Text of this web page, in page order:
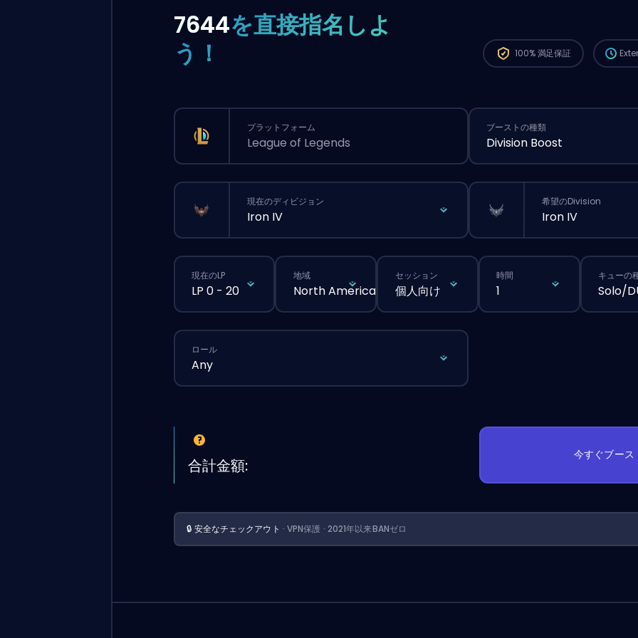
7644を直接指名しよ
う！
100%満足保証
プラットフォーム
League of Legends
ブーストの種類
Division Boost
現在のディビジョン
Iron IV
希望のDivision
Iron IV
現在のLP
LP 0 - 20
地域
North America
セッション
個人向け
時間
1
キューの
Solo/
ロール
Any
合計金額:
今すぐブース
🔒 安全なチェックアウト · VPN保護 · 2021年以来BANゼロ